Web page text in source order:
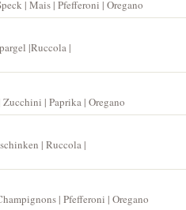
| Mais | Pfefferoni | Oregano
|Ruccola |
| Paprika | Oregano
| Ruccola |
| Pfefferoni | Oregano